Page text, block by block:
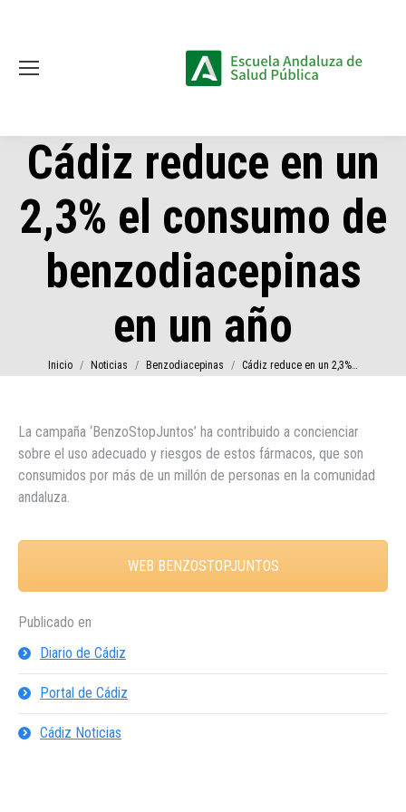
Cádiz reduce en un
2,3% el consumo de
benzodiacepinas
en un año
Estás aquí:
Inicio Noticias Benzodiacepinas Cádiz reduce en un 2,3%…
La campaña ‘BenzoStopJuntos’ ha contribuido a concienciar
sobre el uso adecuado y riesgos de estos fármacos, que son
consumidos por más de un millón de personas en la comunidad
andaluza.
WEB BENZOSTOPJUNTOS
Publicado en
Diario de Cádiz
Portal de Cádiz
Cádiz Noticias